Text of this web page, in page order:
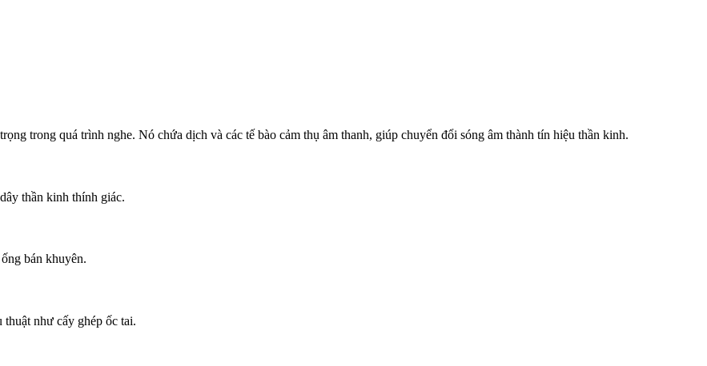
trong quá trình nghe. Nó chứa dịch và các tế bào cảm thụ âm thanh, giúp chuyển đổi sóng âm thành tín hiệu thần kinh.
thần kinh thính giác.
bán khuyên.
như cấy ghép ốc tai.